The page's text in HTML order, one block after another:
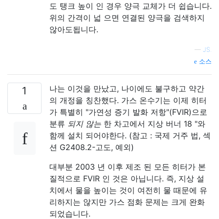
도 탱크 높이 인 경우 양극 교체가 더 쉽습니다.
위의 간격이 넓 으면 연결된 양극을 검색하지
않아도됩니다.
— JS.
소스
1
나는 이것을 만났고, 나이에도 불구하고 약간
의 개정을 칭찬했다. 가스 온수기는 이제 히터
가 특별히 "가연성 증기 발화 저항"(FVIR)으로
분류 되지 않는 한 차고에서 지상 버너 18 "와
함께 설치 되어야한다. (참고 : 국제 거주 법, 섹
션 G2408.2-고도, 예외)
대부분 2003 년 이후 제조 된 모든 히터가 본
질적으로 FVIR 인 것은 아닙니다. 즉, 지상 설
치에서 물을 높이는 것이 여전히 물 때문에 유
리하지는 않지만 가스 점화 문제는 크게 완화
되었습니다.